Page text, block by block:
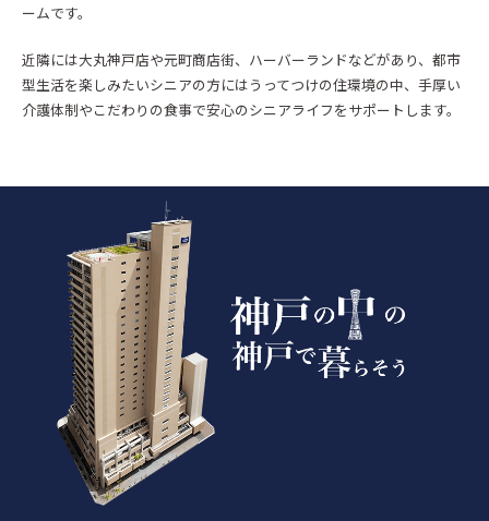
ームです。
近隣には大丸神戸店や元町商店街、ハーバーランドなどがあり、都市
型生活を楽しみたいシニアの方にはうってつけの住環境の中、手厚い
介護体制やこだわりの食事で安心のシニアライフをサポートします。